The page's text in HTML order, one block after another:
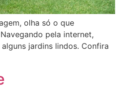
olha só o que
pela internet,
jardins lindos. Confira